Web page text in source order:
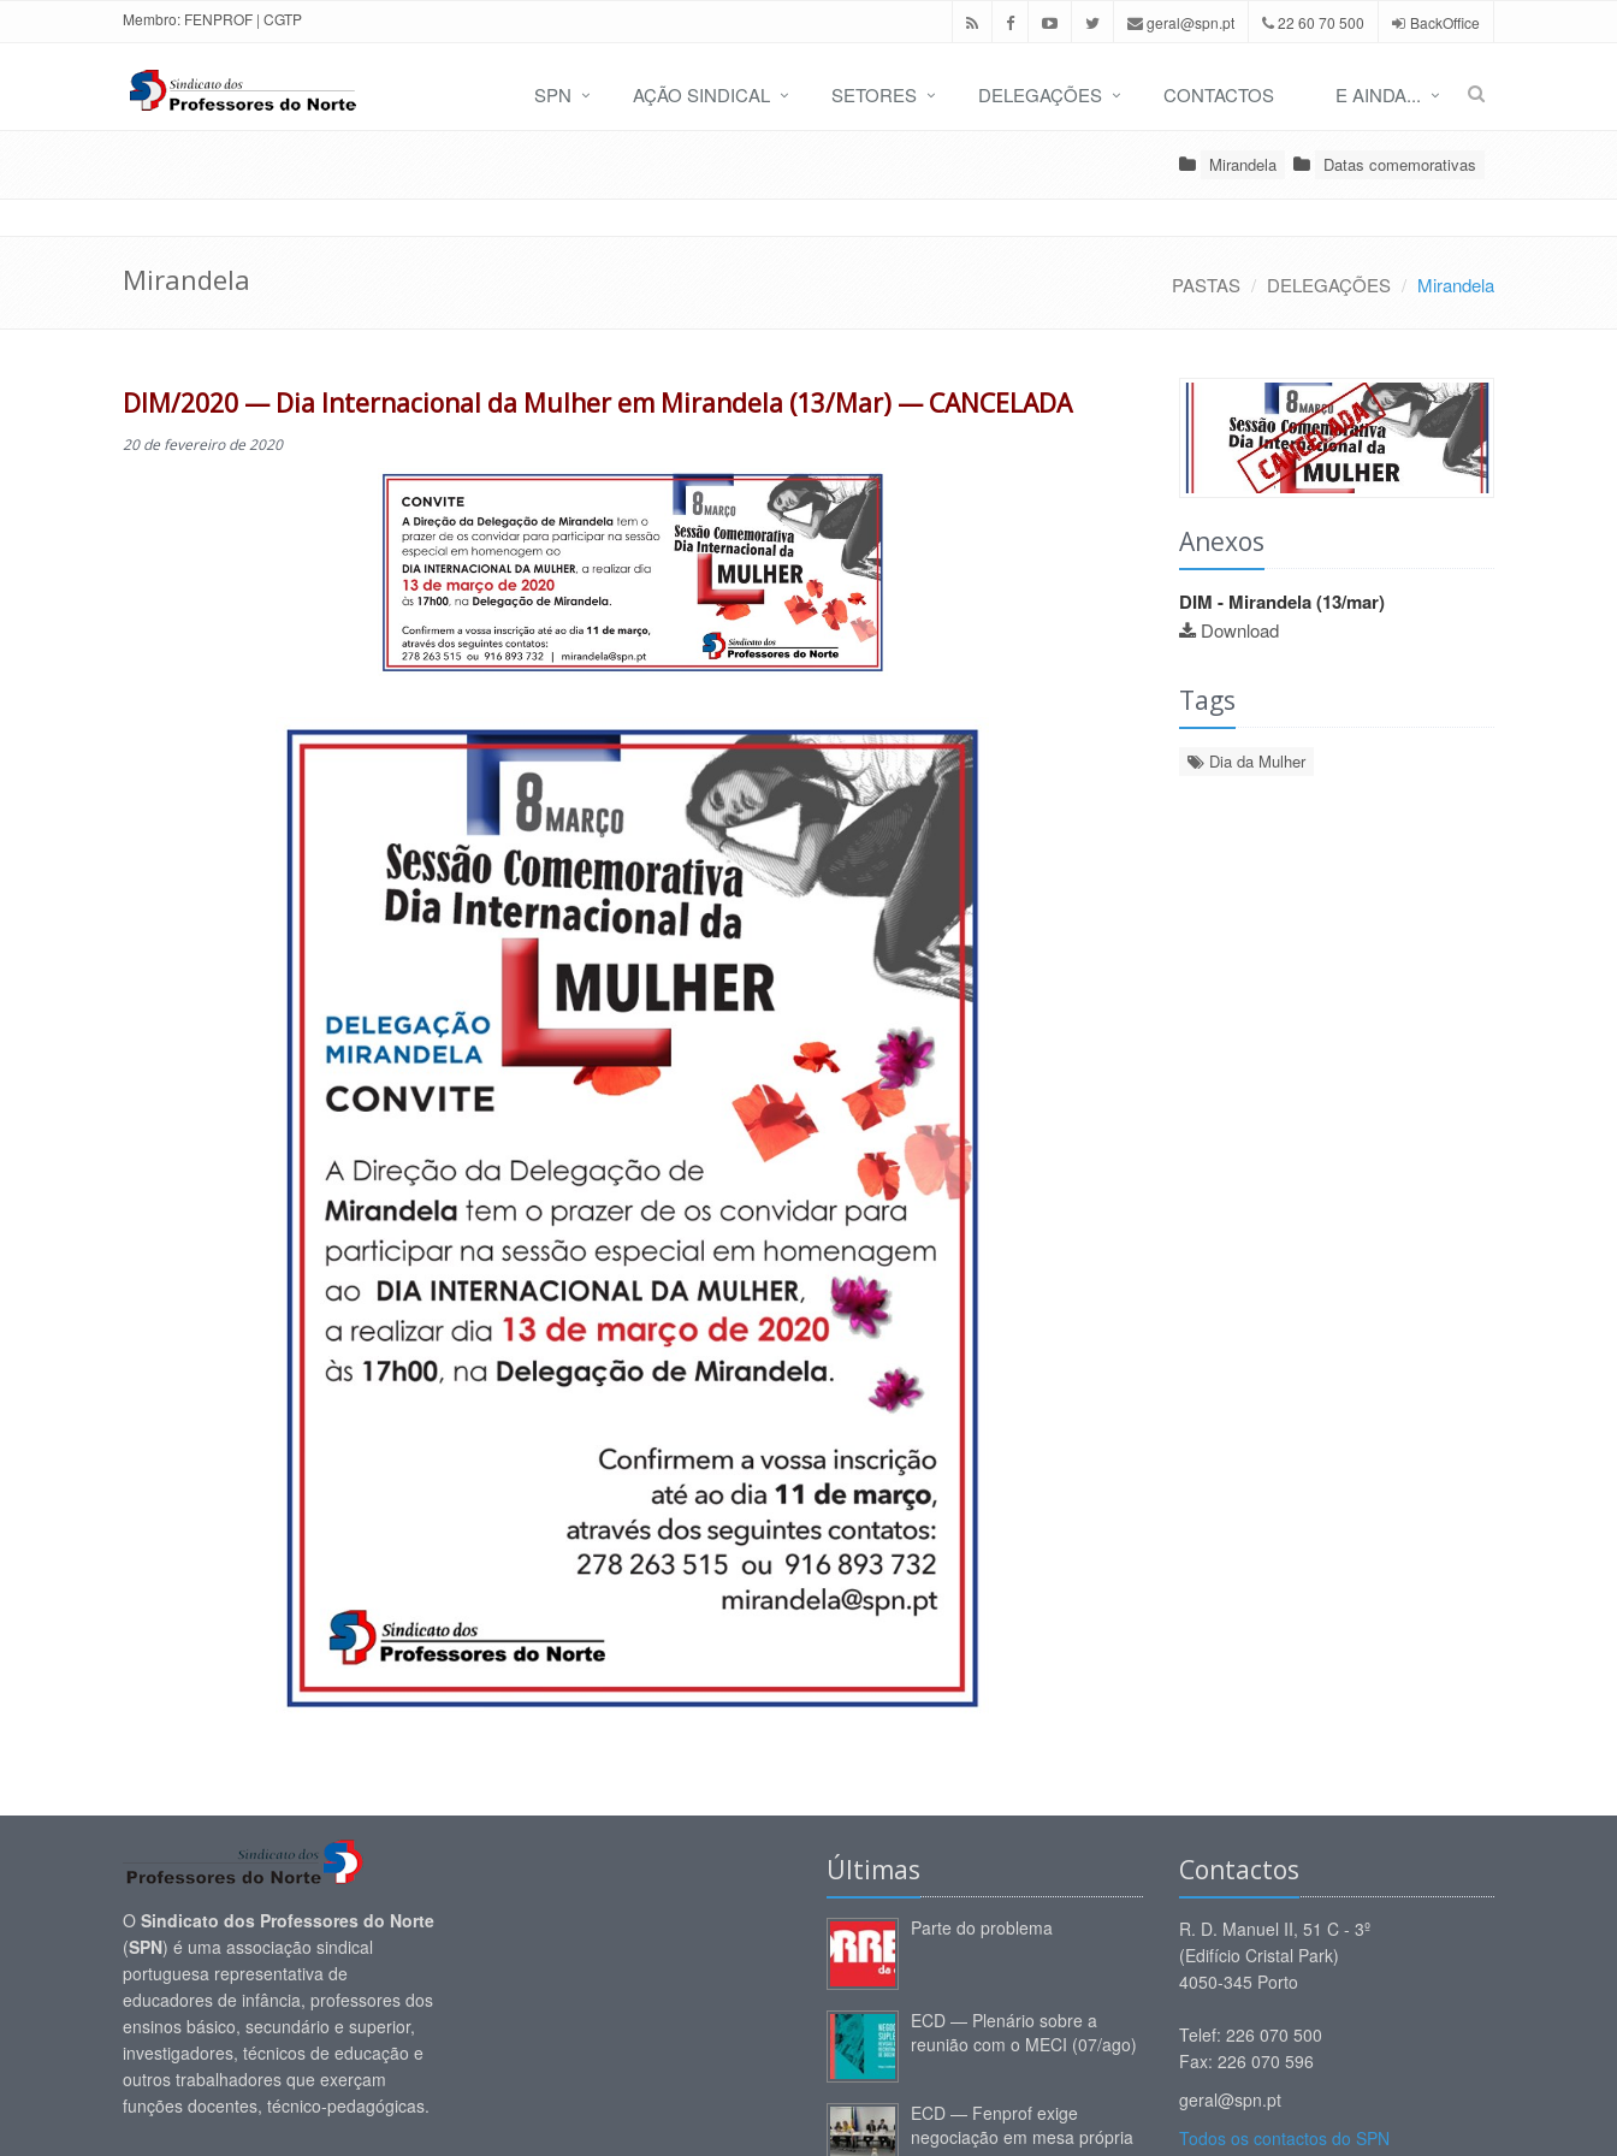
Membro: FENPROF | CGTP geral@spn.pt 22 60 70 500 BackOffice
SPN AÇÃO SINDICAL SETORES DELEGAÇÕES CONTACTOS E AINDA...
Mirandela Datas comemorativas
Mirandela PASTAS DELEGAÇÕES Mirandela
DIM/2020 — Dia Internacional da Mulher em Mirandela (13/Mar) — CANCELADA
20 de fevereiro de 2020
Anexos
DIM - Mirandela (13/mar)
Download
Tags
Dia da Mulher
O Sindicato dos Professores do Norte
(SPN) é uma associação sindical
portuguesa representativa de
educadores de infância, professores dos
ensinos básico, secundário e superior,
investigadores, técnicos de educação e
outros trabalhadores que exerçam
funções docentes, técnico-pedagógicas.
Últimas
Parte do problema
ECD — Plenário sobre a
reunião com o MECI (07/ago)
ECD — Fenprof exige
negociação em mesa própria
Contactos
R. D. Manuel II, 51 C - 3º
(Edifício Cristal Park)
4050-345 Porto
Telef: 226 070 500
Fax: 226 070 596
geral@spn.pt
Todos os contactos do SPN